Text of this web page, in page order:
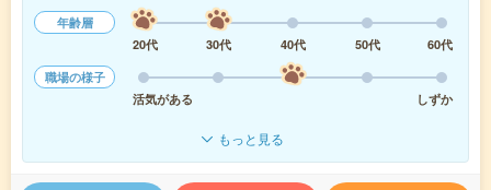
年齢層
20代
30代 40代 50代
60代
職場の様子
活気がある
しずか
もっと見る